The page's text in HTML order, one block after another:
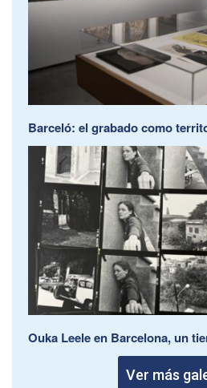
Barceló: el grabado como
Ouka Leele en Barcelona, un
Ver más